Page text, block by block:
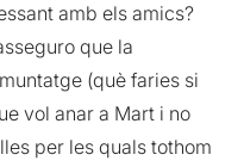
amb els amics?
que la
(què faries si
vol anar a Mart i no
per les quals tothom